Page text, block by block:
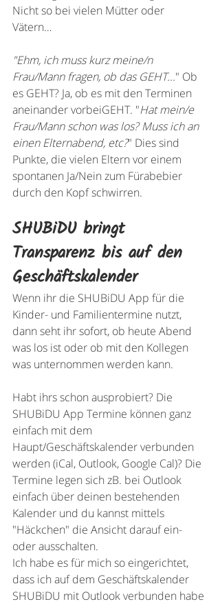
Nicht so bei vielen Mütter oder
Vätern…
"Ehm, ich muss kurz meine/n
Frau/Mann fragen, ob das GEHT..." Ob
es GEHT? Ja, ob es mit den Terminen
aneinander vorbeiGEHT. "Hat mein/e
Frau/Mann schon was los? Muss ich an
einen Elternabend, etc?" Dies sind
Punkte, die vielen Eltern vor einem
spontanen Ja/Nein zum Fürabebier
durch den Kopf schwirren.
SHUBiDU bringt
Transparenz bis auf den
Geschäftskalender
Wenn ihr die SHUBiDU App für die
Kinder- und Familientermine nutzt,
dann seht ihr sofort, ob heute Abend
was los ist oder ob mit den Kollegen
was unternommen werden kann.
Habt ihrs schon ausprobiert? Die
SHUBiDU App Termine können ganz
einfach mit dem
Haupt/Geschäftskalender verbunden
werden (iCal, Outlook, Google Cal)? Die
Termine legen sich zB. bei Outlook
einfach über deinen bestehenden
Kalender und du kannst mittels
"Häckchen" die Ansicht darauf ein-
oder ausschalten.
Ich habe es für mich so eingerichtet,
dass ich auf dem Geschäftskalender
SHUBiDU mit Outlook verbunden habe